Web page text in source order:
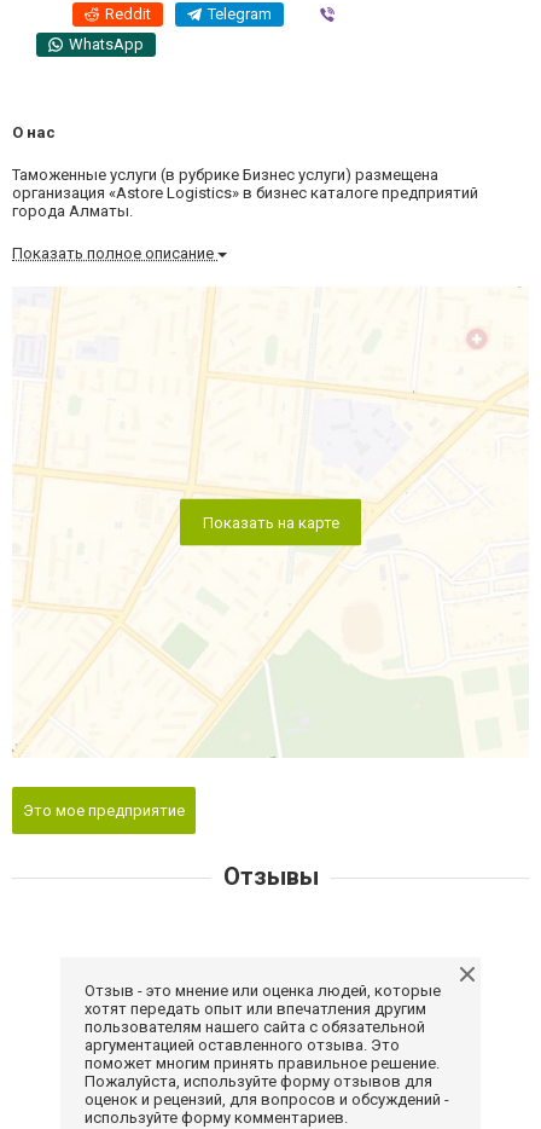
Reddit Telegram
WhatsApp
О нас
Таможенные услуги (в рубрике Бизнес услуги) размещена
организация «Astore Logistics» в бизнес каталоге предприятий
города Алматы.
Показать полное описание
Показать на карте
Это мое предприятие
Отзывы
Отзыв - это мнение или оценка людей, которые
хотят передать опыт или впечатления другим
пользователям нашего сайта с обязательной
аргументацией оставленного отзыва. Это
поможет многим принять правильное решение.
Пожалуйста, используйте форму отзывов для
оценок и рецензий, для вопросов и обсуждений -
используйте форму комментариев.